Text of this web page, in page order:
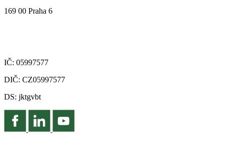
169 00 Praha 6
IČ: 05997577
DIČ: CZ05997577
DS: jktgvbt